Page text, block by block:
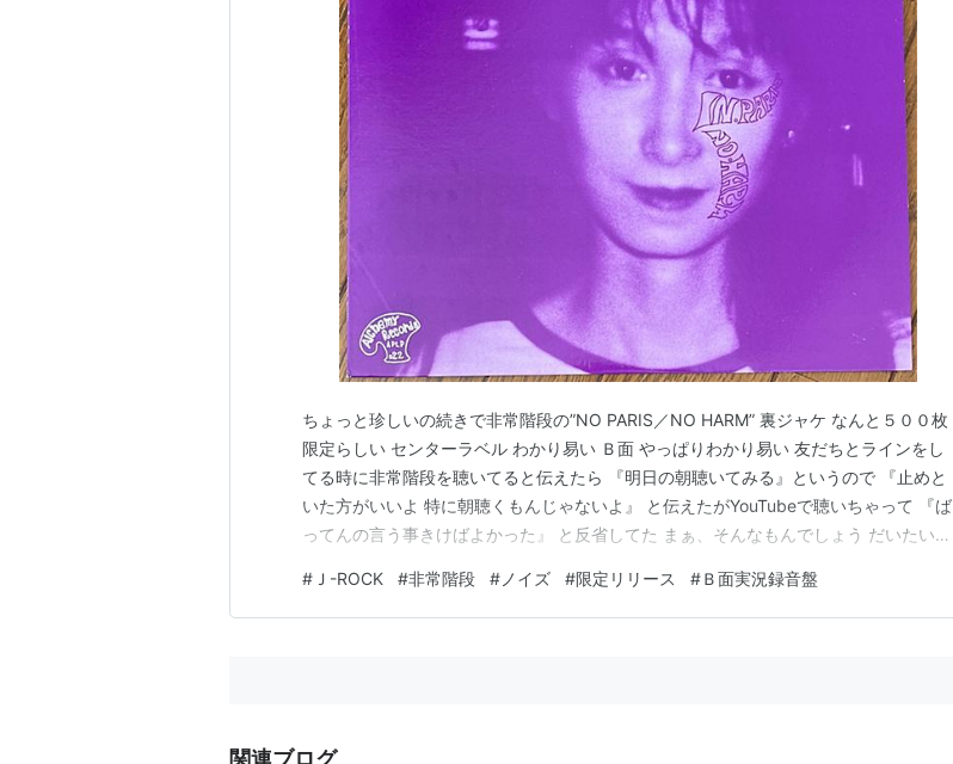
ちょっと珍しいの続きで非常階段の”NO PARIS／NO HARM” 裏ジャケ なんと５００枚
限定らしい センターラベル わかり易い Ｂ面 やっぱりわかり易い 友だちとラインをし
てる時に非常階段を聴いてると伝えたら 『明日の朝聴いてみる』というので 『止めと
いた方がいいよ 特に朝聴くもんじゃないよ』 と伝えたがYouTubeで聴いちゃって 『ば
ってんの言う事きけばよかった』 と反省してた まぁ、そんなもんでしょう だいたい彼
ない
# Ｊ-ROCK #非常階段 # ノイズ #限定リリース #Ｂ面実況録音盤
関連ブログ